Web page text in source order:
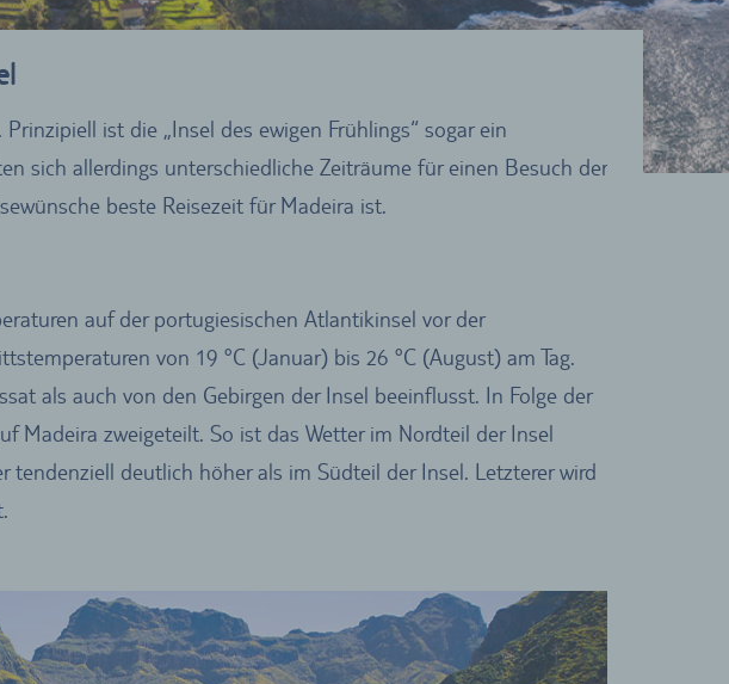
ist die „Insel des ewigen Frühlings“ sogar ein
sich allerdings unterschiedliche Zeiträume für einen Besuch der
beste Reisezeit für Madeira ist.
auf der portugiesischen Atlantikinsel vor der
von 19 °C (Januar) bis 26 °C (August) am Tag.
als auch von den Gebirgen der Insel beeinflusst. In Folge der
Madeira zweigeteilt. So ist das Wetter im Nordteil der Insel
deutlich höher als im Südteil der Insel. Letzterer wird